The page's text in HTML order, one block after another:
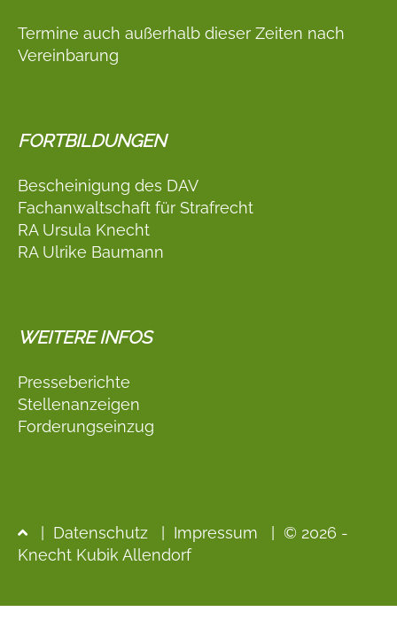
Termine auch außerhalb dieser Zeiten nach
Vereinbarung
FORTBILDUNGEN
Bescheinigung des DAV
Fachanwaltschaft für Strafrecht
RA Ursula Knecht
RA Ulrike Baumann
WEITERE INFOS
Presseberichte
Stellenanzeigen
Forderungseinzug
Datenschutz Impressum
| © 2026 -
Knecht Kubik Allendorf